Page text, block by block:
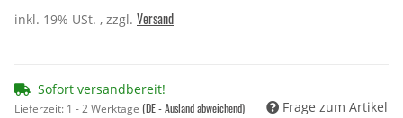
inkl. 19% USt. , zzgl. Versand
Sofort versandbereit!
Lieferzeit: 1 - 2 Werktage (DE - Ausland abweichend) Frage zum Artikel